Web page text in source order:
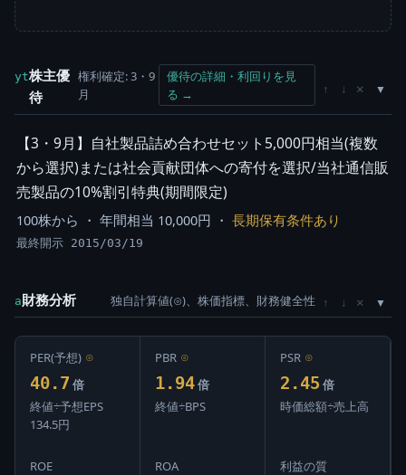
yt株主優
待
権利確定: 3・9
月
優待の詳細・利回りを見
る →
↑ ↓ ×
【3・9月】自社製品詰め合わせセット5,000円相当(複数
から選択)または社会貢献団体への寄付を選択/当社通信販
売製品の10%割引特典(期間限定)
100株から ・ 年間相当 10,000円 ・ 長期保有条件あり
最終開示 2015/03/19
a財務分析 独自計算値(⊙)、株価指標、財務健全性 ↑ ↓ ×
PER(予想) ⊙
40.7 倍
終値÷予想EPS
134.5円
PBR ⊙
1.94 倍
終値÷BPS
PSR ⊙
2.45 倍
時価総額÷売上高
ROE ROA 利益の質